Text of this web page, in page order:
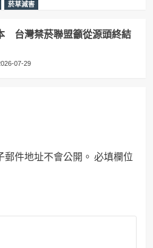
菸草減害
台灣禁菸聯盟籲從源頭終結
07-29
件地址不會公開。 必填欄位